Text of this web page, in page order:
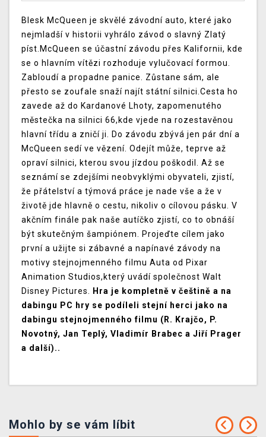
Blesk McQueen je skvělé závodní auto, které jako
nejmladší v historii vyhrálo závod o slavný Zlatý
píst.McQueen se účastní závodu přes Kalifornii, kde
se o hlavním vítězi rozhoduje vylučovací formou.
Zabloudí a propadne panice. Zůstane sám, ale
přesto se zoufale snaží najít státní silnici.Cesta ho
zavede až do Kardanové Lhoty, zapomenutého
městečka na silnici 66,kde vjede na rozestavěnou
hlavní třídu a zničí ji. Do závodu zbývá jen pár dní a
McQueen sedí ve vězení. Odejít může, teprve až
opraví silnici, kterou svou jízdou poškodil. Až se
seznámí se zdejšími neobvyklými obyvateli, zjistí,
že přátelství a týmová práce je nade vše a že v
životě jde hlavně o cestu, nikoliv o cílovou pásku. V
akčním finále pak naše autíčko zjistí, co to obnáší
být skutečným šampiónem. Projeďte cílem jako
první a užijte si zábavné a napínavé závody na
motivy stejnojmenného filmu Auta od Pixar
Animation Studios,který uvádí společnost Walt
Disney Pictures. Hra je kompletně v češtině a na
dabingu PC hry se podíleli stejní herci jako na
dabingu stejnojmenného filmu (R. Krajčo, P.
Novotný, Jan Teplý, Vladimír Brabec a Jiří Prager
a další)..
Mohlo by se vám líbit